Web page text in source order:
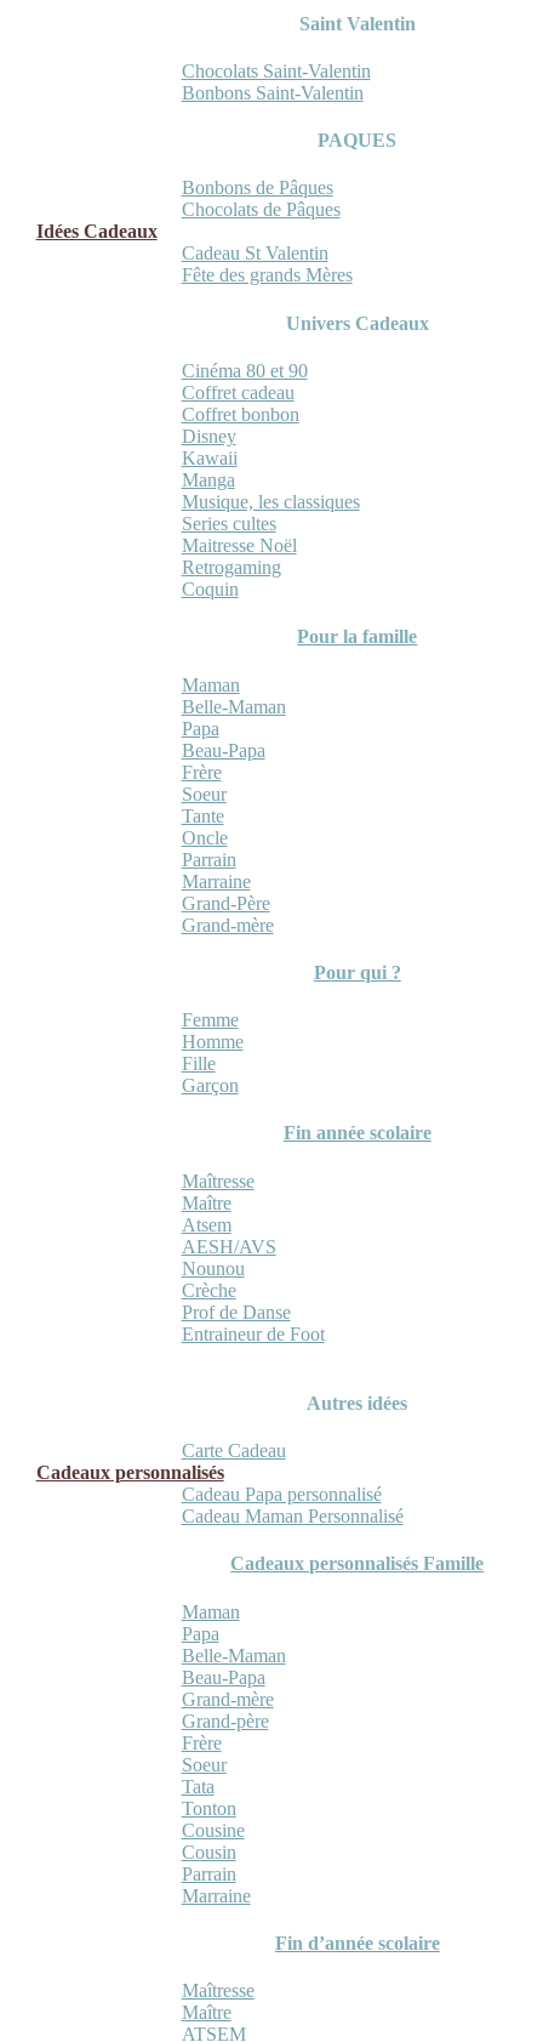
Saint Valentin
Chocolats Saint-Valentin
Bonbons Saint-Valentin
PAQUES
Bonbons de Pâques
Chocolats de Pâques
Idées Cadeaux
Cadeau St Valentin
Fête des grands Mères
Univers Cadeaux
Cinéma 80 et 90
Coffret cadeau
Coffret bonbon
Disney
Kawaii
Manga
Musique, les classiques
Series cultes
Maitresse Noël
Retrogaming
Coquin
Pour la famille
Maman
Belle-Maman
Papa
Beau-Papa
Frère
Soeur
Tante
Oncle
Parrain
Marraine
Grand-Père
Grand-mère
Pour qui ?
Femme
Homme
Fille
Garçon
Fin année scolaire
Maîtresse
Maître
Atsem
AESH/AVS
Nounou
Crèche
Prof de Danse
Entraineur de Foot
Autres idées
Carte Cadeau
Cadeaux personnalisés
Cadeau Papa personnalisé
Cadeau Maman Personnalisé
Cadeaux personnalisés Famille
Maman
Papa
Belle-Maman
Beau-Papa
Grand-mère
Grand-père
Frère
Soeur
Tata
Tonton
Cousine
Cousin
Parrain
Marraine
Fin d’année scolaire
Maîtresse
Maître
ATSEM